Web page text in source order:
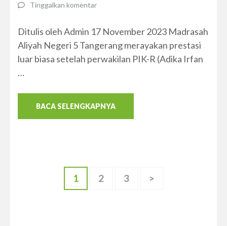
Tinggalkan komentar
Ditulis oleh Admin 17 November 2023 Madrasah
Aliyah Negeri 5 Tangerang merayakan prestasi
luar biasa setelah perwakilan PIK-R (Adika Irfan
…
BACA SELENGKAPNYA
Halaman
1 Halaman
2 Halaman
3 >